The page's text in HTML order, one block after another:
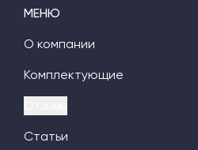
МЕНЮ
О компании
Комплектующие
Статьи